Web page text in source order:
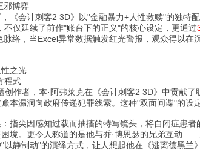
邪博弈
《会计刺客2 3D》以"金融暴力+人性救赎"的独特
仅延续了前作"账台下的正义"的核心设定，更通过
络，当Excel异常数据触发红光警报，观众得以
之光
程式
作者，本·阿弗莱克在《会计刺客2 3D》中贡献
本漏洞向政府传递犯罪线索。这种"双面间谍"的设
指尖因感知过载而抽搐的特写镜头，将自闭症患
境。更令人称道的是他与乔·博恩瑟的兄弟互动
静制动"的演绎方式，让人想起他在《逃离德黑兰